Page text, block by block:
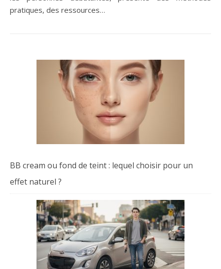
pratiques, des ressources…
BB cream ou fond de teint : lequel choisir pour un
effet naturel ?